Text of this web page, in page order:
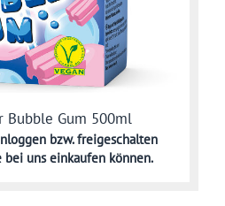
Bubble Gum 500ml
bzw. freigeschalten
bei uns einkaufen können.